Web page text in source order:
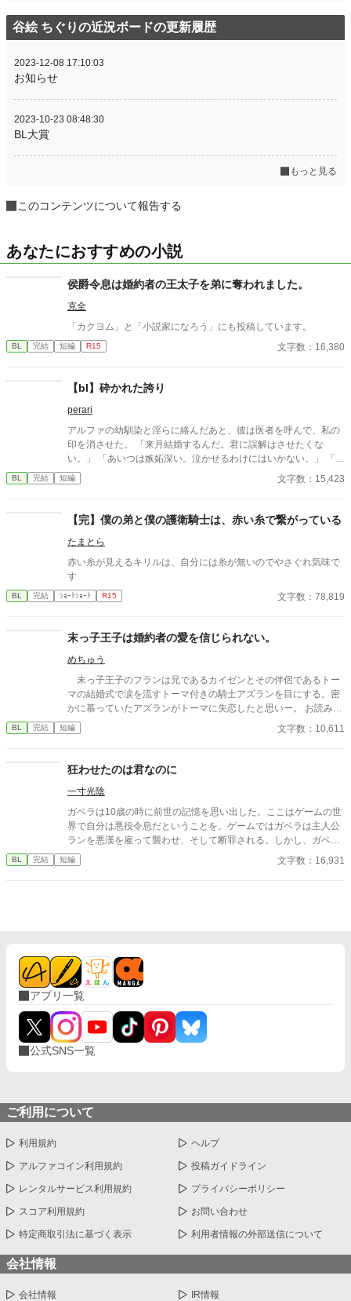
谷絵 ちぐりの近況ボードの更新履歴
2023-12-08 17:10:03
お知らせ
2023-10-23 08:48:30
BL大賞
もっと見る
このコンテンツについて報告する
あなたにおすすめの小説
侯爵令息は婚約者の王太子を弟に奪われました。
克全
「カクヨム」と「小説家になろう」にも投稿しています。
BL 完結 短編 R15 文字数：16,380
【bl】砕かれた誇り
perari
アルファの幼馴染と淫らに絡んだあと、彼は医者を呼んで、私の
印を消させた。 「来月結婚するんだ。君に誤解はさせたくな
い。」 「あいつは嫉妬深い。泣かせるわけにはいかない。」 「君
ももう年頃の残り物のオメガだろ？ 俺の印をつけたまま、他の
アルファとお見合いするなんてありえない。」 彼は冷たく、けれ
す。 「長い間、俺に従ってきたんだから、君を傷つけたりはしな
い。」 「結婚の日には招待状を送る。必ず来て、席につけよ。」
--- いくつかのコメントを拝見し、大変申し訳なく思っておりま
す。 私は現在日本語を勉強しており、この文章はAI作品ではあり
ませんが、 一部に翻訳ソフトを使用しています。 もし読んでくだ
ありがたく思います。
BL 完結 短編 文字数：15,423
【完】僕の弟と僕の護衛騎士は、赤い糸で繋がっている
たまとら
赤い糸が見えるキリルは、自分には糸が無いのでやさぐれ気味で
す
BL 完結 ｼｮｰﾄｼｮｰﾄ R15 文字数：78,819
末っ子王子は婚約者の愛を信じられない。
めちゅう
末っ子王子のフランは兄であるカイゼンとその伴侶であるトー
マの結婚式で涙を流すトーマ付きの騎士アズランを目にする。密
かに慕っていたアズランがトーマに失恋したと思いー。 お読みく
ださりありがとうございます。
BL 完結 短編 文字数：10,611
狂わせたのは君なのに
一寸光陰
ガベラは10歳の時に前世の記憶を思い出した。ここはゲームの世
界で自分は悪役令息だということを。ゲームではガベラは主人公
ランを悪漢を雇って襲わせ、そして断罪される。しかし、ガベラ
はそんなこと望んでいないし、罰せられるのも嫌である。なんと
かしてこの運命を変えたい。その行動が彼を狂わすことになると
BL 完結 短編 文字数：16,931
アプリ一覧
公式SNS一覧
ご利用について
利用規約 ヘルプ
アルファコイン利用規約 投稿ガイドライン
レンタルサービス利用規約 プライバシーポリシー
スコア利用規約 お問い合わせ
特定商取引法に基づく表示 利用者情報の外部送信について
会社情報
会社情報 IR情報